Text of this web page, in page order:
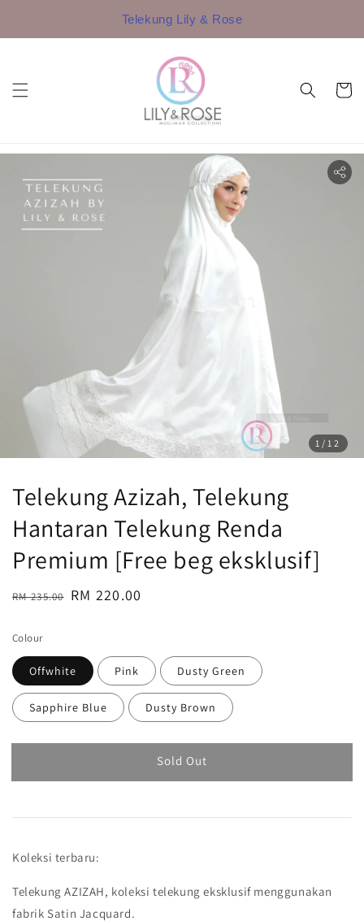
Telekung Lily & Rose
1 /12
Telekung Azizah, Telekung
Hantaran Telekung Renda
Premium [Free beg eksklusif]
Regular
RM 235.00 Sale
RM 220.00
Colour
Offwhite Pink Dusty Green
Sapphire Blue Dusty Brown
Sold Out
Koleksi terbaru:
Telekung AZIZAH, koleksi telekung eksklusif menggunakan
fabrik Satin Jacquard.